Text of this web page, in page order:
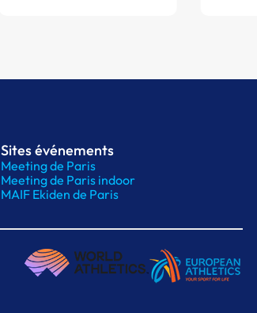
Sites événements
Meeting de Paris
Meeting de Paris indoor
MAIF Ekiden de Paris